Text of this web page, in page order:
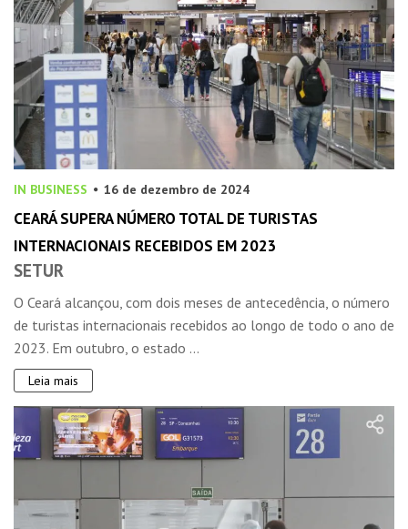
IN BUSINESS 16 de dezembro de 2024
CEARÁ SUPERA NÚMERO TOTAL DE TURISTAS
INTERNACIONAIS RECEBIDOS EM 2023
SETUR
O Ceará alcançou, com dois meses de antecedência, o número
de turistas internacionais recebidos ao longo de todo o ano de
2023. Em outubro, o estado ...
Leia mais